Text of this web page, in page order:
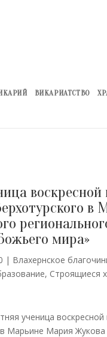
ВИКАРИАТСТВО
в
мира»
| Влахернское
, Строящиеся
ученица
Марьине Мария